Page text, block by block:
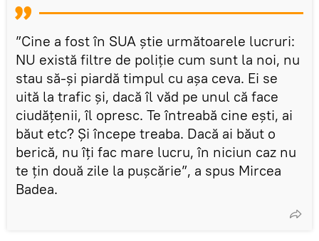
”Cine a fost în SUA știe următoarele lucruri:
NU există filtre de poliție cum sunt la noi, nu
stau să-și piardă timpul cu așa ceva. Ei se
uită la trafic și, dacă îl văd pe unul că face
ciudățenii, îl opresc. Te întreabă cine ești, ai
băut etc? Și începe treaba. Dacă ai băut o
berică, nu îți fac mare lucru, în niciun caz nu
te țin două zile la pușcărie”, a spus Mircea
Badea.